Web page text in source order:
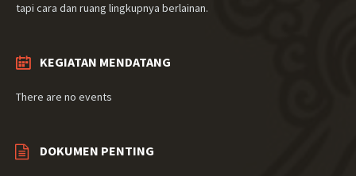
tapi cara dan ruang lingkupnya berlainan.
KEGIATAN MENDATANG
There are no events
DOKUMEN PENTING